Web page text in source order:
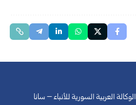
الوكالة العربية السورية للأنباء – سانا